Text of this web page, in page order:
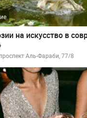
на искусство в
Аль-Фараби, 77/8